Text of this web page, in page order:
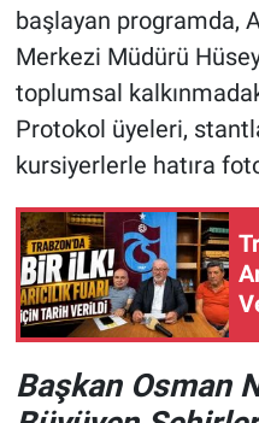
başlayan programda,
Merkezi Müdürü
toplumsal
Protokol üyeleri,
kursiyerlerle hatıra
Başkan Osman